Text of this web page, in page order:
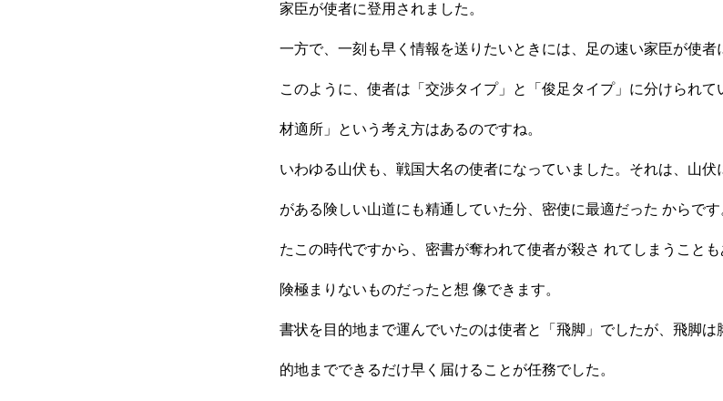
家臣が使者に登用されました。
一方で、一刻も早く情報を送りたいときには、足の速い家臣が使者
このように、使者は「交渉タイプ」と「俊足タイプ」に分けられ
材適所」という考え方はあるのですね。
いわゆる山伏も、戦国大名の使者になっていました。それは、山
がある険しい山道にも精通していた分、密使に最適だった からで
たこの時代ですから、密書が奪われて使者が殺さ れてしまうこと
険極まりないものだったと想 像できます。
書状を目的地まで運んでいたのは使者と「飛脚」でしたが、飛脚は
的地までできるだけ早く届けることが任務でした。